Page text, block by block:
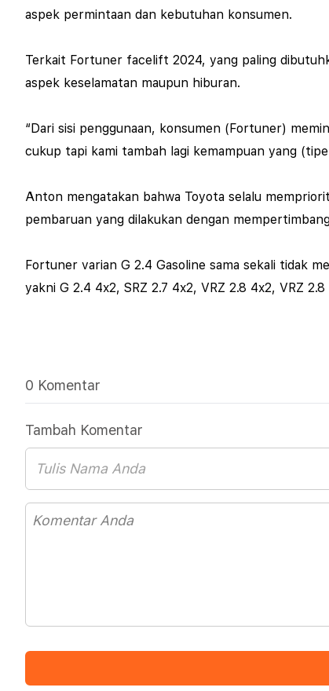
aspek permintaan dan kebutuhan konsumen.
Terkait Fortuner facelift 2024, yang paling
aspek keselamatan maupun hiburan.
“Dari sisi penggunaan, konsumen (Fortuner)
cukup tapi kami tambah lagi kemampuan yang
Anton mengatakan bahwa Toyota selalu
pembaruan yang dilakukan dengan
Fortuner varian G 2.4 Gasoline sama sekali tidak
yakni G 2.4 4x2, SRZ 2.7 4x2, VRZ 2.8 4x2, VRZ
0 Komentar
Tambah Komentar